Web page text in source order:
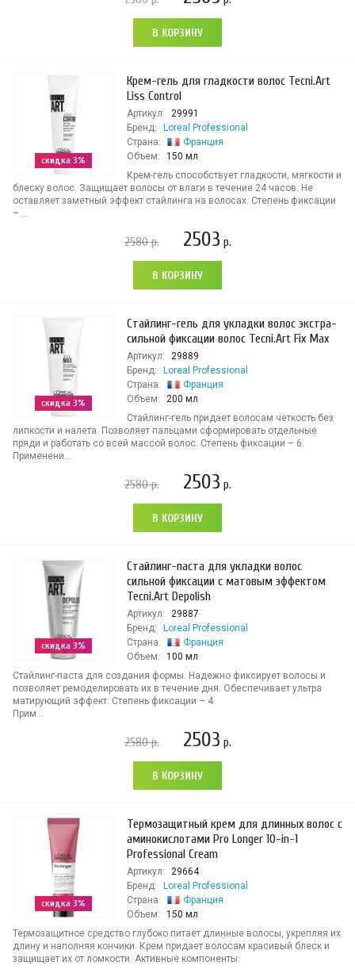
В КОРЗИНУ
скидка 3%
Крем-гель для гладкости волос Tecni.Art
Liss Control
Артикул:
29991
Бренд:
Loreal Professional
Страна:
Франция
Объем:
150 мл
Крем-гель способствует гладкости, мягкости и
блеску волос. Защищает волосы от влаги в течение 24 часов. Не
оставляет заметный эффект стайлинга на волосах. Степень фиксации
– ...
2580р. 2503 р.
В КОРЗИНУ
скидка 3%
Стайлинг-гель для укладки волос экстра-
сильной фиксации волос Tecni.Art Fix Max
Артикул:
29889
Бренд:
Loreal Professional
Страна:
Франция
Объем:
200 мл
Стайлинг-гель придает волосам четкость без
липкости и налета. Позволяет пальцами сформировать отдельные
пряди и работать со всей массой волос. Степень фиксации – 6.
Применени...
2580р. 2503 р.
В КОРЗИНУ
скидка 3%
Стайлинг-паста для укладки волос
сильной фиксации с матовым эффектом
Tecni.Art Depolish
Артикул:
29887
Бренд:
Loreal Professional
Страна:
Франция
Объем:
100 мл
Стайлинг-паста для создания формы. Надежно фиксирует волосы и
позволяет ремоделировать их в течение дня. Обеспечивает ультра
матирующий эффект. Степень фиксации – 4.
Прим...
2580р. 2503 р.
В КОРЗИНУ
скидка 3%
Термозащитный крем для длинных волос с
аминокислотами Pro Longer 10-in-1
Professional Cream
Артикул:
29664
Бренд:
Loreal Professional
Страна:
Франция
Объем:
150 мл
Термозащитное средство глубоко питает длинные волосы, укрепляя их
длину и наполняя кончики. Крем придает волосам красивый блеск и
защищает их от ломкости. Активные компоненты: